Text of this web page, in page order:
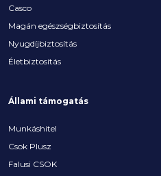
Casco
Magán egészségbiztosítás
Nyugdíjbiztosítás
Életbiztosítás
Állami támogatás
Munkáshitel
Csok Plusz
Falusi CSOK